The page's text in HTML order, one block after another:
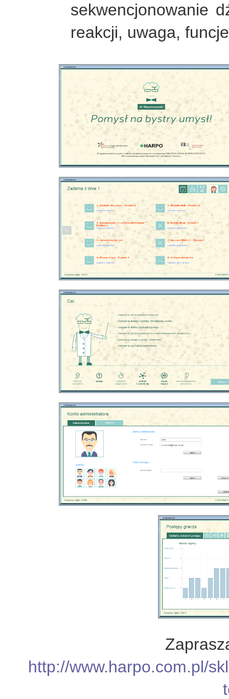
sekwencjonowanie
reakcji, uwaga,
http://www.harpo.com.pl/